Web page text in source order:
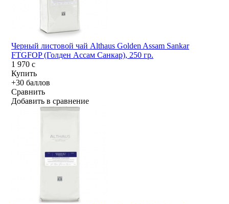
Черный листовой чай Althaus Golden Assam Sankar
FTGFOP (Голден Ассам Санкар), 250 гр.
1 970c
Купить
+30 баллов
Сравнить
Добавить в сравнение